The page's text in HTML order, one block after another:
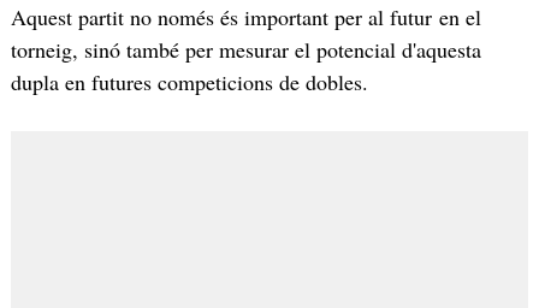
Aquest partit no només és important per al futur en el
torneig, sinó també per mesurar el potencial d'aquesta
dupla en futures competicions de dobles.